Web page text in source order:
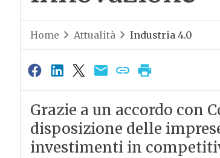
Home Attualità Industria 4.0
Grazie a un accordo con
disposizione delle
investimenti in